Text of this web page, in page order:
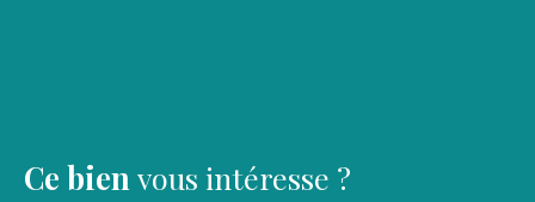
Ce bien vous intéresse ?